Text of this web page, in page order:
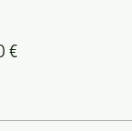
€